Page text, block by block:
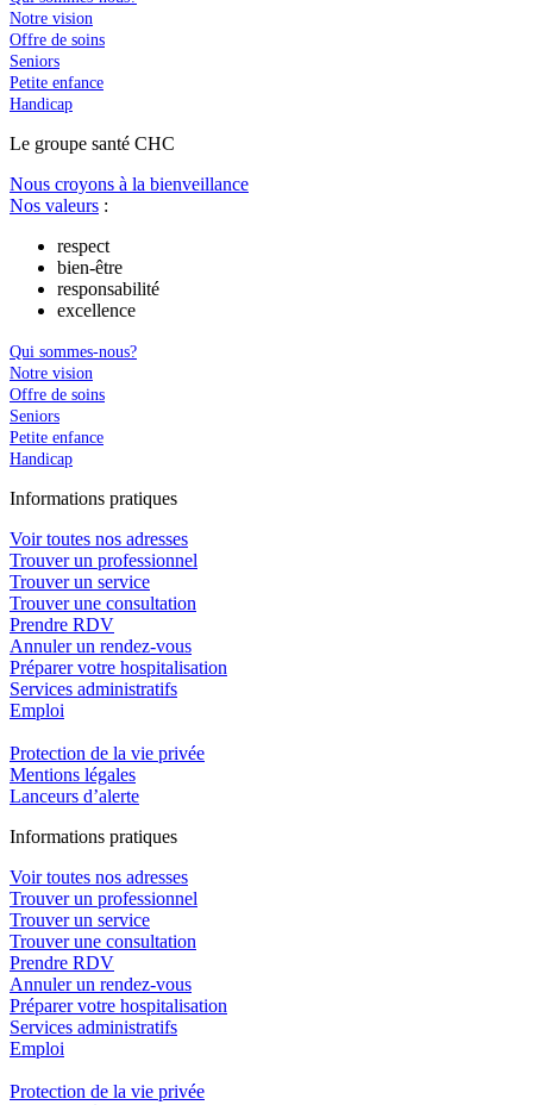
Notre vision
Offre de soins
Seniors
Petite enfance
Handicap
Le groupe santé CHC
Nous croyons à la bienveillance
Nos valeurs :
respect
bien-être
responsabilité
excellence
Qui sommes-nous?
Notre vision
Offre de soins
Seniors
Petite enfance
Handicap
Informations pratiques
Voir toutes nos adresses
Trouver un professionnel
Trouver un service
Trouver une consultation
Prendre RDV
Annuler un rendez-vous
Préparer votre hospitalisation
Services administratifs
Emploi​
Protection de la vie privée
Mentions légales
Lanceurs d’alerte
Informations pratiques
Voir toutes nos adresses
Trouver un professionnel
Trouver un service
Trouver une consultation
Prendre RDV
Annuler un rendez-vous
Préparer votre hospitalisation
Services administratifs
Emploi​
Protection de la vie privée